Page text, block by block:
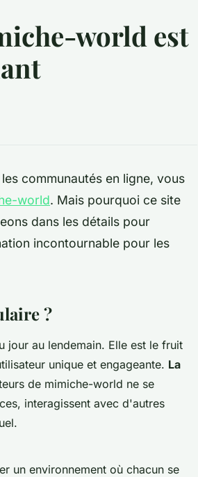
world est
communautés en ligne, vous
world. Mais pourquoi ce site
dans les détails pour
incontournable pour les
?
jour au lendemain. Elle est le fruit
unique et engageante. La
de mimiche-world ne se
interagissent avec d'autres
un environnement où chacun se